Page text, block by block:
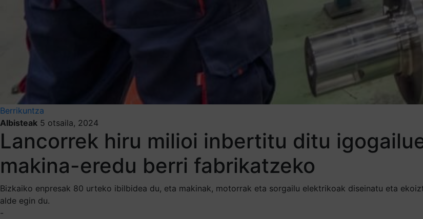
Berrikuntza
Albisteak 5 otsaila, 2024
Lancorrek hiru milioi inbertitu ditu
makina-eredu berri fabrikatzeko
Bizkaiko enpresak 80 urteko ibilbidea du, eta makinak, motorrak eta sorgailu elektrikoak diseinatu eta
alde egin du.
-